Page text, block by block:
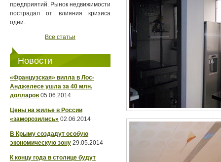
предприятий. Рынок недвижимости
пострадал от влияния кризиса
одни..
Все статьи
Новости
«Французская» вилла в Лос-
Анджелесе ушла за 40 млн.
долларов 05.06.2014
Цены на жилье в России
«заморозились» 02.06.2014
В Крыму создадут особую
экономическую зону 29.05.2014
К концу года в столице будут